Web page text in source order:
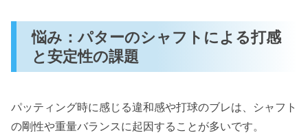
悩み：パターのシャフトによる打感
と安定性の課題
パッティング時に感じる違和感や打球のブレは、シャフト
の剛性や重量バランスに起因することが多いです。